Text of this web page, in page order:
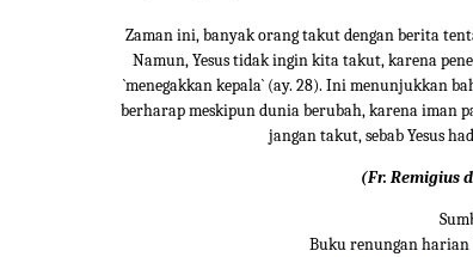
Zaman ini, banyak orang takut dengan berita
Namun, Yesus tidak ingin kita takut, karena
`menegakkan kepala` (ay. 28). Ini menunjukkan
berharap meskipun dunia berubah, karena iman
jangan takut, sebab Yesus
(Fr. Remigius
Buku renungan harian